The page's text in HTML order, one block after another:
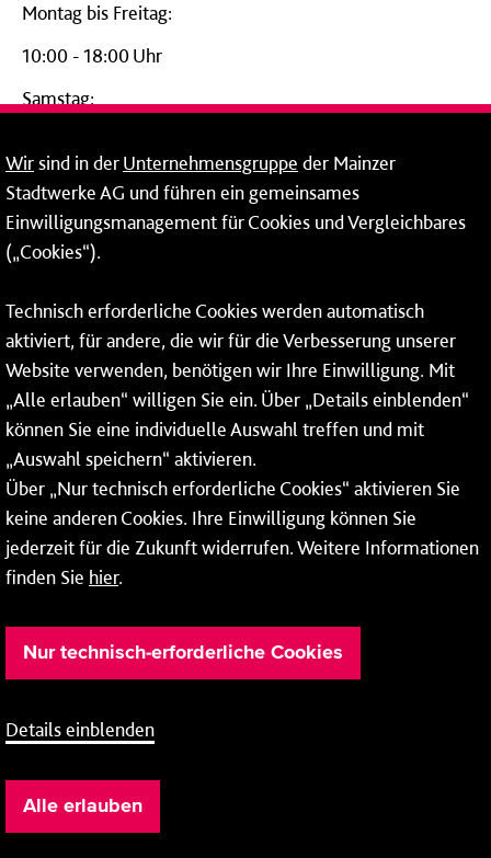
Montag bis Freitag:
10:00 - 18:00 Uhr
Samstag:
24-Stunden-Telefon*
06131 – 12 77 77
Fax: 06131 – 12 66 66
* Montags bis freitags bis 7 und ab 18 Uhr sowie an
Wochenenden und Feiertagen ganztags werden Ihre
Anrufe je nach Themenauswahl an ein Callcenter des
RMV oder von nextbike weitergeleitet. Dort erhalten Sie
ausschließlich Auskünfte zum Fahrplan bzw. zu
meinRad.
Wirsind in derUnternehmensgruppe der Mainzer
Stadtwerke AG und führen ein gemeinsames
Einwilligungsmanagement für Cookies und Vergleichbares
(„Cookies“).
Technisch erforderliche Cookies werden automatisch
aktiviert, für andere, die wir für die Verbesserung unserer
Website verwenden, benötigen wir Ihre Einwilligung. Mit
„Alle erlauben“ willigen Sie ein. Über „Details einblenden“
können Sie eine individuelle Auswahl treffen und mit
„Auswahl speichern“ aktivieren.
Über „Nur technisch erforderliche Cookies“ aktivieren Sie
keine anderen Cookies. Ihre Einwilligung können Sie
jederzeit für die Zukunft widerrufen. Weitere Informationen
finden Sie hier.
Nur technisch-erforderliche Cookies
Details einblenden
Alle erlauben